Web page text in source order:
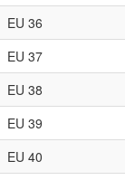
EU 36
EU 37
EU 38
EU 39
EU 40